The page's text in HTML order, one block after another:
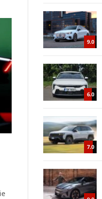
9.0
6.0
7.0